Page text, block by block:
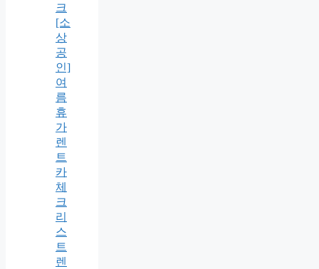
크
[소
상
공
인]
여
름
휴
가
렌
트
카
체
크
리
스
트
렌